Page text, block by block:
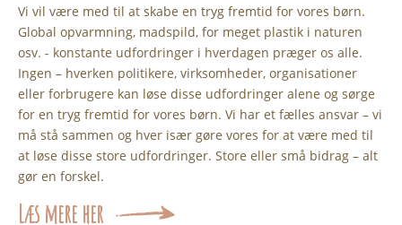
Vi vil være med til at skabe en tryg fremtid for vores børn.
Global opvarmning, madspild, for meget plastik i naturen
osv. - konstante udfordringer i hverdagen præger os alle.
Ingen – hverken politikere, virksomheder, organisationer
eller forbrugere kan løse disse udfordringer alene og sørge
for en tryg fremtid for vores børn. Vi har et fælles ansvar – vi
må stå sammen og hver især gøre vores for at være med til
at løse disse store udfordringer. Store eller små bidrag – alt
gør en forskel.
Læs mere her